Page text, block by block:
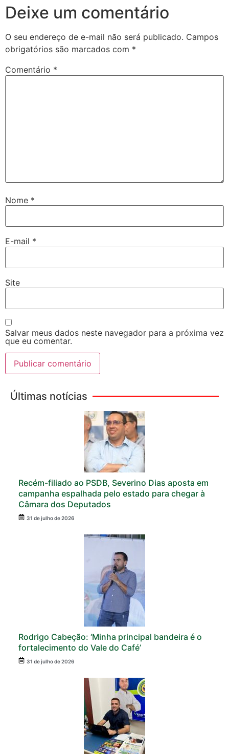
Deixe um comentário
O seu endereço de e-mail não será publicado. Campos
obrigatórios são marcados com *
Comentário *
Nome *
E-mail *
Site
Salvar meus dados neste navegador para a próxima vez
que eu comentar.
Últimas notícias
Recém-filiado ao PSDB, Severino Dias aposta em
campanha espalhada pelo estado para chegar à
Câmara dos Deputados
31 de julho de 2026
Rodrigo Cabeção: ‘Minha principal bandeira é o
fortalecimento do Vale do Café’
31 de julho de 2026